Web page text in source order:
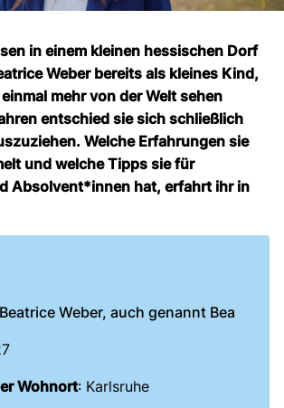
in einem kleinen hessischen Dorf
Weber bereits als kleines Kind,
mehr von der Welt sehen
entschied sie sich schließlich
Welche Erfahrungen sie
und welche Tipps sie für
Absolvent*innen hat, erfahrt ihr in
Weber, auch genannt Bea
Wohnort: Karlsruhe